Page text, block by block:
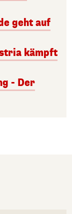
geht auf
kämpft
- Der